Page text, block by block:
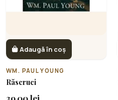
Adaugă în coș
WM. PAUL YOUNG
Răscruci